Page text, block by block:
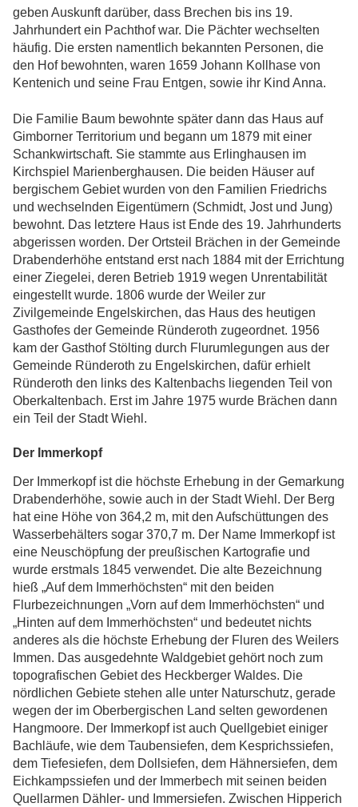
geben Auskunft darüber, dass Brechen bis ins 19.
Jahrhundert ein Pachthof war. Die Pächter wechselten
häufig. Die ersten namentlich bekannten Personen, die
den Hof bewohnten, waren 1659 Johann Kollhase von
Kentenich und seine Frau Entgen, sowie ihr Kind Anna.
Die Familie Baum bewohnte später dann das Haus auf
Gimborner Territorium und begann um 1879 mit einer
Schankwirtschaft. Sie stammte aus Erlinghausen im
Kirchspiel Marienberghausen. Die beiden Häuser auf
bergischem Gebiet wurden von den Familien Friedrichs
und wechselnden Eigentümern (Schmidt, Jost und Jung)
bewohnt. Das letztere Haus ist Ende des 19. Jahrhunderts
abgerissen worden. Der Ortsteil Brächen in der Gemeinde
Drabenderhöhe entstand erst nach 1884 mit der Errichtung
einer Ziegelei, deren Betrieb 1919 wegen Unrentabilität
eingestellt wurde. 1806 wurde der Weiler zur
Zivilgemeinde Engelskirchen, das Haus des heutigen
Gasthofes der Gemeinde Ründeroth zugeordnet. 1956
kam der Gasthof Stölting durch Flurumlegungen aus der
Gemeinde Ründeroth zu Engelskirchen, dafür erhielt
Ründeroth den links des Kaltenbachs liegenden Teil von
Oberkaltenbach. Erst im Jahre 1975 wurde Brächen dann
ein Teil der Stadt Wiehl.
Der Immerkopf
Der Immerkopf ist die höchste Erhebung in der Gemarkung
Drabenderhöhe, sowie auch in der Stadt Wiehl. Der Berg
hat eine Höhe von 364,2 m, mit den Aufschüttungen des
Wasserbehälters sogar 370,7 m. Der Name Immerkopf ist
eine Neuschöpfung der preußischen Kartografie und
wurde erstmals 1845 verwendet. Die alte Bezeichnung
hieß „Auf dem Immerhöchsten“ mit den beiden
Flurbezeichnungen „Vorn auf dem Immerhöchsten“ und
„Hinten auf dem Immerhöchsten“ und bedeutet nichts
anderes als die höchste Erhebung der Fluren des Weilers
Immen. Das ausgedehnte Waldgebiet gehört noch zum
topografischen Gebiet des Heckberger Waldes. Die
nördlichen Gebiete stehen alle unter Naturschutz, gerade
wegen der im Oberbergischen Land selten gewordenen
Hangmoore. Der Immerkopf ist auch Quellgebiet einiger
Bachläufe, wie dem Taubensiefen, dem Kesprichssiefen,
dem Tiefesiefen, dem Dollsiefen, dem Hähnersiefen, dem
Eichkampssiefen und der Immerbech mit seinen beiden
Quellarmen Dähler- und Immersiefen. Zwischen Hipperich